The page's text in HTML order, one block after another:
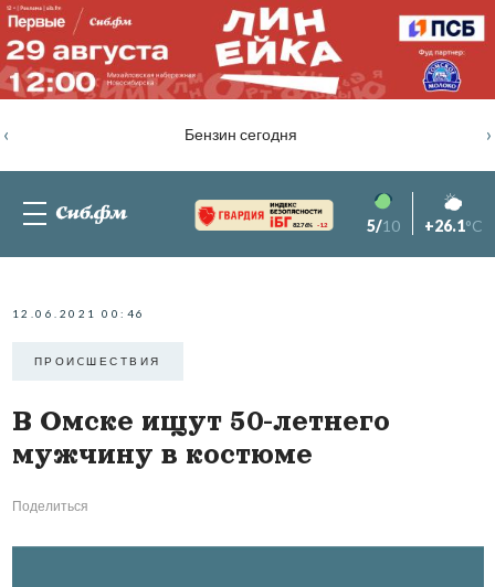
Бензин сегодня
‹ ›
82.76% -1.2 5/10 +26.1°C
12.06.2021 00:46
ПРОИCШЕСТВИЯ
В Омске ищут 50-летнего
мужчину в костюме
Поделиться